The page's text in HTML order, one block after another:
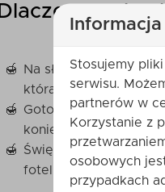
Dlaczego
Na słodko, naturalnie
która idealnie
Gotowy prezent:
konieczności
Święta na luzie:
fotelu i cieszyć się
Stosujemy
serwisu.
partnerów w
Korzystanie z
osobowych
przypadkach